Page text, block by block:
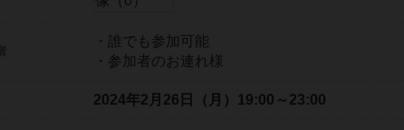
・誰でも参加可能
・参加者のお連れ様
2024年2月26日（月） 19:00～23:00